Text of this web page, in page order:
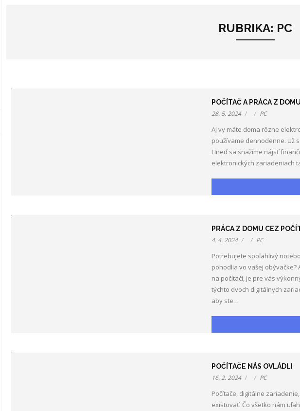
RUBRIKA: PC
POČÍTAČ A PRÁCA Z DOMU
28. 5. 2024 PC
Aj vy máte doma rôzne
používame dennodenne. Už
Hneď sa snažíme nájsť
elektronických zariadeniach
PRÁCA Z DOMU CEZ
4. 4. 2024 PC
Potrebujete spoľahlivý
pohodlia vo vašej
na počítači, je pre vás
týchto dvoch digitálnych
aby ste…
POČÍTAČE NÁS OVLÁDLI
16. 2. 2024 PC
Počítače, digitálne
existovať. Čo všetko nám